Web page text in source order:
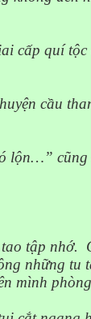
cấp quí
cầu
lộn…” cũng
tập nhớ.
những tu
mình